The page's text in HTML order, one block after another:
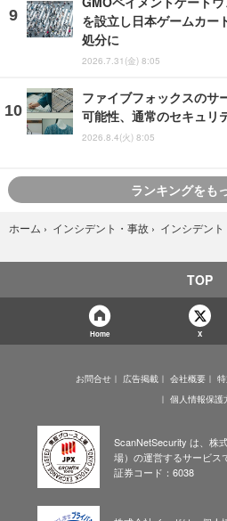
を設立し日本ゲームカー
処分に
2026.7.31(金) 8:05
ファイブフォックスのサ
可能性、通常のセキュリ
2026.8.4(火) 8:05
ランキングをも
ホーム › インシデント・事故 › インシデン
TOP
Home X
お問合せ 広告掲載 会社概要
個人情報保護
ScanNetSecurity は、株
場）の運営するサービス
証券コード：6038